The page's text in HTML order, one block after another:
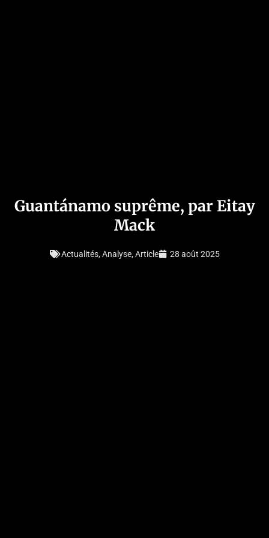
Guantánamo suprême, par Eitay
Mack
Actualités,Analyse,Article 28 août 2025